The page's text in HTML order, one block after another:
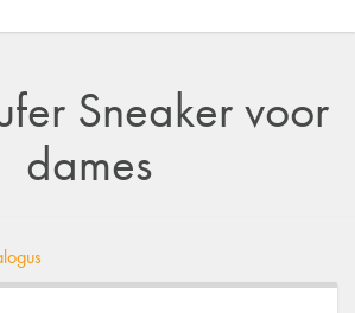
Sneaker voor
dames